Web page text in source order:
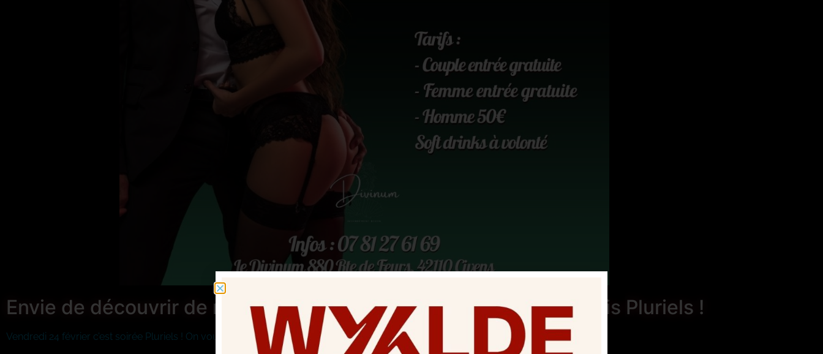
Envie de découvrir de nouvelles sensations ? Testez les Vendredis Pluriels !
Vendredi 24 février c’est soirée Pluriels ! On vous attend nombreux(ses) !